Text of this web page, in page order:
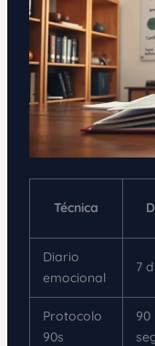
Técnica
Diario
emocional
7
Protocolo
90s
90